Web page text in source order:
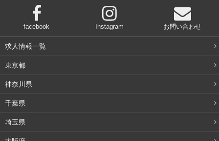
クリームシャンプーがもたらす効果を3つご紹介します。
頭皮の乾燥対策になる
facebook Instagram お問い合わせ
求人情報一覧
東京都
神奈川県
千葉県
埼玉県